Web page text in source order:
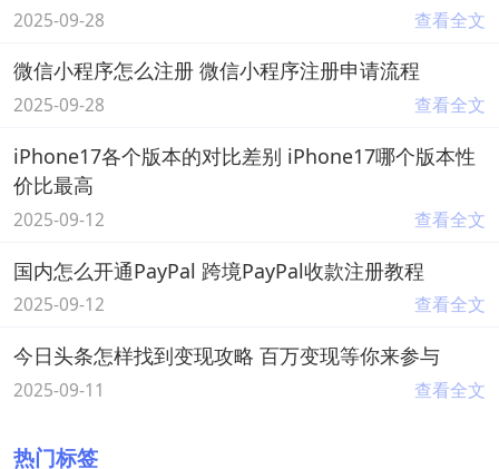
2025-09-28 查看全文
微信小程序怎么注册 微信小程序注册申请流程
2025-09-28 查看全文
iPhone17各个版本的对比差别 iPhone17哪个版本性
价比最高
2025-09-12 查看全文
国内怎么开通PayPal 跨境PayPal收款注册教程
2025-09-12 查看全文
今日头条怎样找到变现攻略 百万变现等你来参与
2025-09-11 查看全文
热门标签